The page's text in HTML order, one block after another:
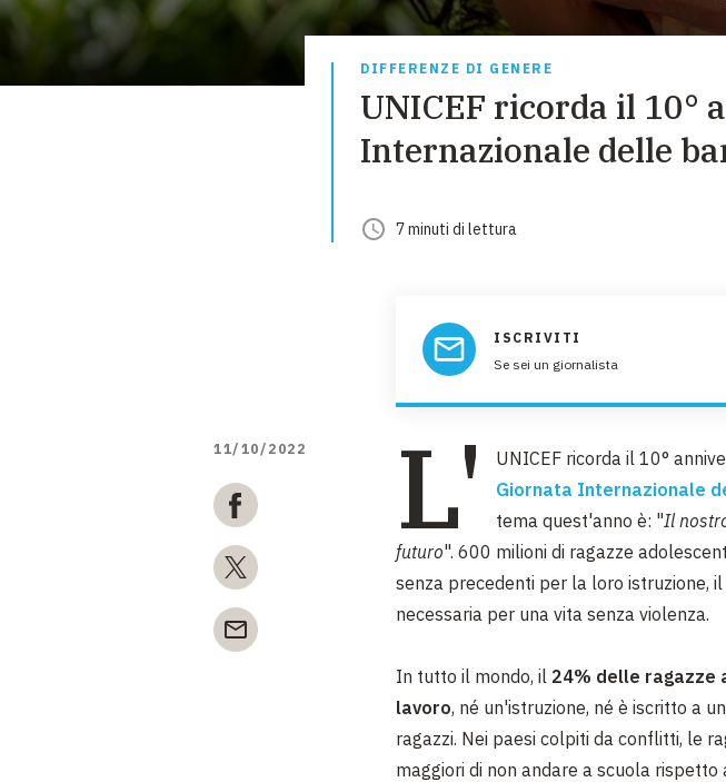
DIVERSI MODI PER
DIFFERENZE DI GENERE
UNICEF ricorda il 10°
Internazionale delle
7minuti di lettura
ISCRIVITI
Se sei un giornalista
11/10/2022 L'
UNICEF ricorda il 10°
Giornata Internazionale
tema quest'anno è: "Il
futuro". 600 milioni di ragazze
senza precedenti per la loro istruzione,
necessaria per una vita senza violenza.
In tutto il mondo, il 24% delle ragazze
lavoro, né un'istruzione, né è iscritto a
ragazzi. Nei paesi colpiti da conflitti, le
maggiori di non andare a scuola